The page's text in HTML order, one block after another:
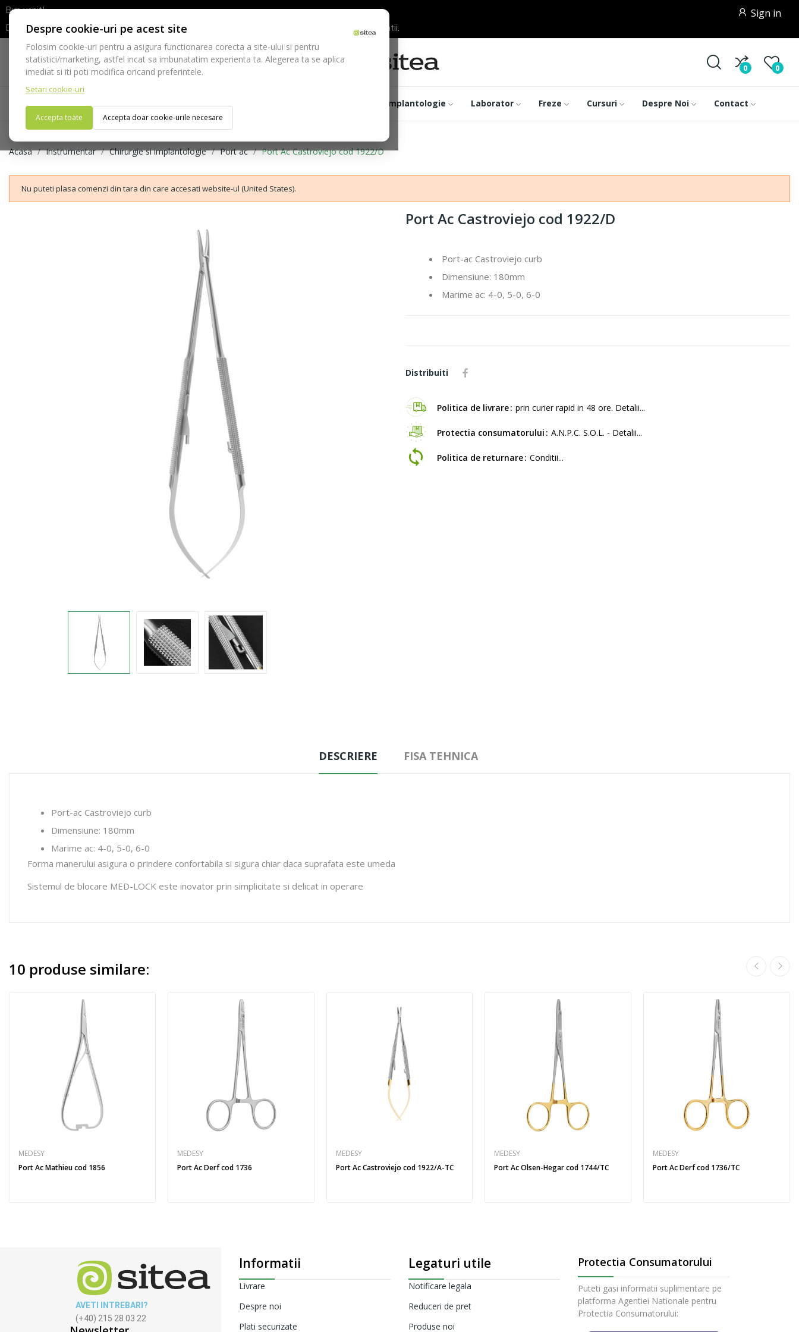
Despre cookie-uri pe acest site
Folosim cookie-uri pentru a asigura functionarea corecta a site-ului si pentru
statistici/marketing, astfel incat sa imbunatatim experienta ta. Alegerea ta se aplica
imediat si iti poti modifica oricand preferintele.
Setari cookie-uri
Accepta toate Accepta doar cookie-urile necesare
Bun venit!
Dupa efectuarea comenzii va rugam sa asteptati confirmarea stocurilor inainte de efectuarea platii.
Sign in
Telefon:
021-528 03 23
0 0
Acasa Consumabile Echipamente Implantologie Laborator Freze Cursuri Despre Noi Contact
Acasa Instrumentar Chirurgie si implantologie Port ac Port Ac Castroviejo cod 1922/D
Nu puteti plasa comenzi din tara din care accesati website-ul (United States).
Port Ac Castroviejo cod 1922/D
Port-ac Castroviejo curb
Dimensiune: 180mm
Marime ac: 4-0, 5-0, 6-0
Distribuiti
Politica de livrare prin curier rapid in 48 ore. Detalii...
Protectia consumatorului A.N.P.C. S.O.L. - Detalii...
Politica de returnare Conditii...
DESCRIERE FISA TEHNICA
Port-ac Castroviejo curb
Dimensiune: 180mm
Marime ac: 4-0, 5-0, 6-0
Forma manerului asigura o prindere confortabila si sigura chiar daca suprafata este umeda
Sistemul de blocare MED-LOCK este inovator prin simplicitate si delicat in operare
10 produse similare:
MEDESY
Port Ac Mathieu cod 1856
MEDESY
Port Ac Derf cod 1736
MEDESY
Port Ac Castroviejo cod 1922/A-TC
MEDESY
Port Ac Olsen-Hegar cod 1744/TC
MEDESY
Port Ac Derf cod 1736/TC
AVETI INTREBARI?
(+40) 215 28 03 22
Informatii
Livrare
Despre noi
Plati securizate
Legaturi utile
Notificare legala
Reduceri de pret
Produse noi
Protectia Consumatorului
Puteti gasi informatii suplimentare pe
platforma Agentiei Nationale pentru
Protectia Consumatorului: